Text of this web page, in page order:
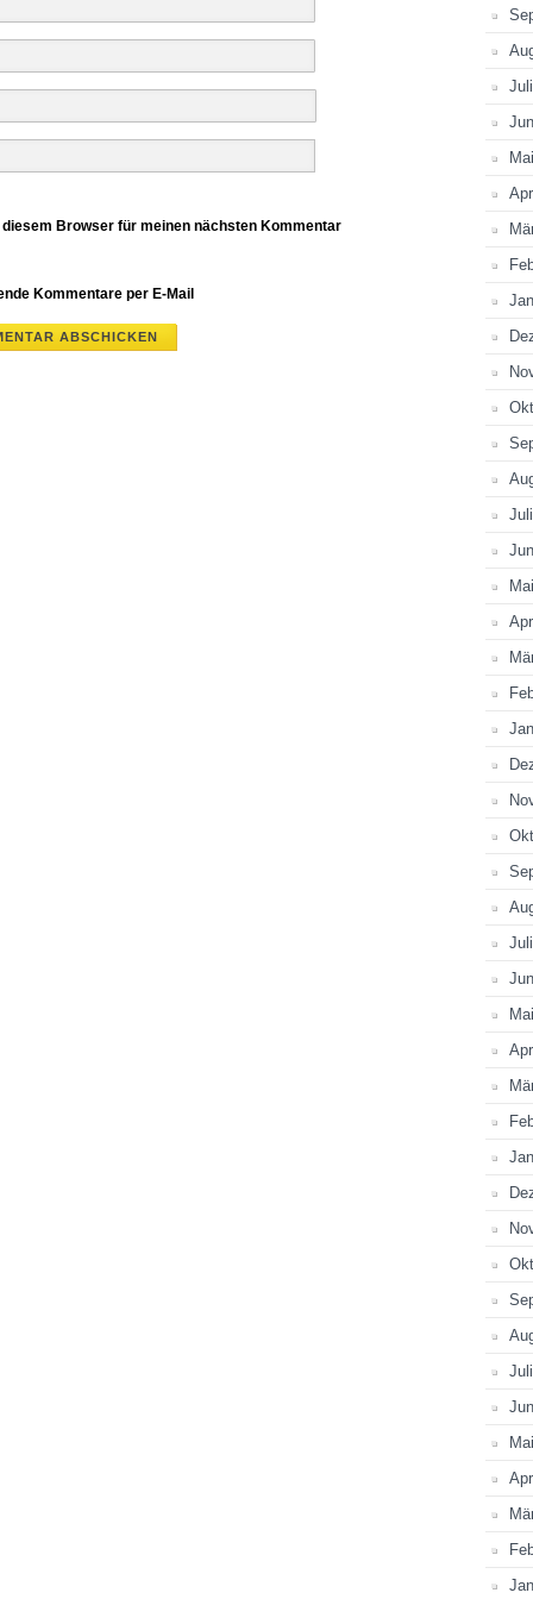
Browser für meinen nächsten Kommentar
Kommentare per E-Mail